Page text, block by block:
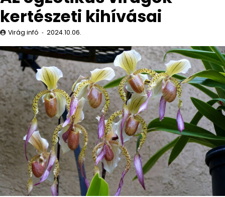
kertészeti kihívásai
Virág infó 2024.10.06.